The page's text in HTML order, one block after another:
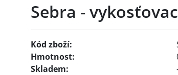
Sebra -
Kód zboží:
Hmotnost:
Skladem: